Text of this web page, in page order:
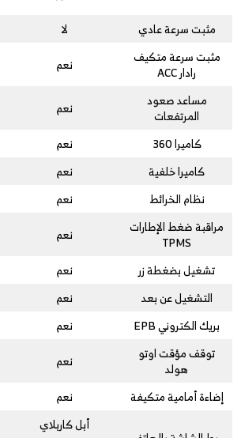
مثبت سرعة عادي
لا
مثبت سرعة متكيف
رادار ACC
نعم
مساعد صعود
المرتفعات
نعم
كاميرا 360
نعم
كاميرا خلفية
نعم
نظام الخرائط
نعم
مراقبة ضغط الإطارات
TPMS
نعم
تشغيل بضغطة زر
نعم
التشغيل عن بعد
نعم
بريك الكتروني EPB
نعم
توقف مؤقت اوتو
هولد
نعم
إضاءة أمامية متكيفة
نعم
أبل كاربلاي